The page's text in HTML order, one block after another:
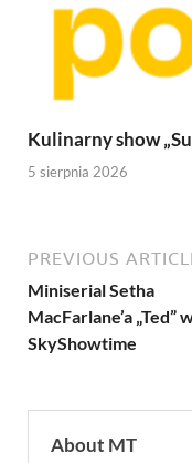
Kulinarny show
5 sierpnia 2026
PREVIOUS
Miniserial Setha
MacFarlane’a „Ted”
SkyShowtime
About MT